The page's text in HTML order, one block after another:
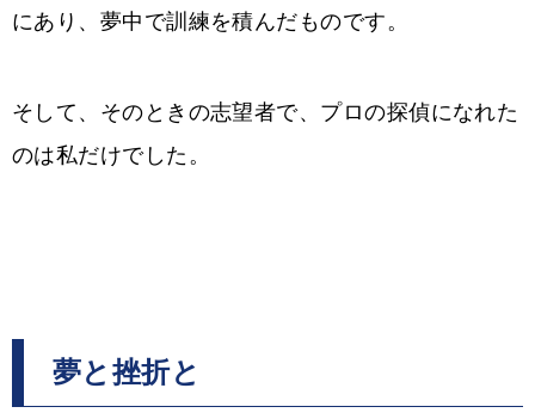
にあり、夢中で訓練を積んだものです。
そして、そのときの志望者で、プロの探偵になれた
のは私だけでした。
夢と挫折と